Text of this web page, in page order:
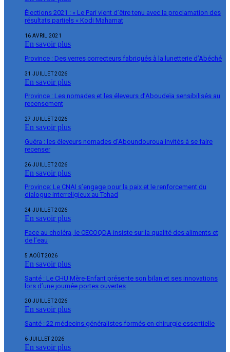
Élections 2021 : « Le Pari vient d’être tenu avec la proclamation des
résultats partiels « Kodi Mahamat
16 AVRIL 2021
En savoir plus
Province : Des verres correcteurs fabriqués à la lunetterie d’Abéché
31 JUILLET 2026
En savoir plus
Province : Les nomades et les éleveurs d’Aboudeïa sensibilisés au
recensement
27 JUILLET 2026
En savoir plus
Guéra : les éleveurs nomades d’Aboundouroua invités à se faire
recenser
26 JUILLET 2026
En savoir plus
Province: Le CNAI s’engage pour la paix et le renforcement du
dialogue interreligieux au Tchad
24 JUILLET 2026
En savoir plus
Face au choléra, le CECOQDA insiste sur la qualité des aliments et
de l’eau
5 AOÛT 2026
En savoir plus
Santé : Le CHU Mère-Enfant présente son bilan et ses innovations
lors d’une journée portes ouvertes
20 JUILLET 2026
En savoir plus
Santé : 22 médecins généralistes formés en chirurgie essentielle
6 JUILLET 2026
En savoir plus